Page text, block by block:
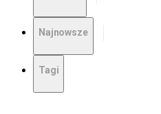
Najnowsze
Tagi